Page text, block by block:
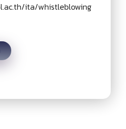
ita/whistleblowing